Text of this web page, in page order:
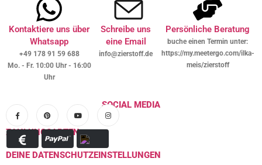
Kontaktiere uns über
Whatsapp
+49 178 91 59 688
Mo. - Fr. 10:00 Uhr - 16:00
Uhr
Schreibe uns
eine Email
info@zierstoff.de
Persönliche Beratung
buche einen Termin unter:
https://my.meetergo.com/ilka-
meis/zierstoff
SOCIAL MEDIA
ZAHLUNGSARTEN
DEINE DATENSCHUTZEINSTELLUNGEN